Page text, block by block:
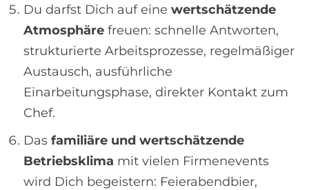
Du darfst Dich auf eine wertschätzende
Atmosphäre freuen: schnelle Antworten,
strukturierte Arbeitsprozesse, regelmäßiger
Austausch, ausführliche
Einarbeitungsphase, direkter Kontakt zum
Chef.
Das familiäre und wertschätzende
Betriebsklima mit vielen Firmenevents
wird Dich begeistern: Feierabendbier,